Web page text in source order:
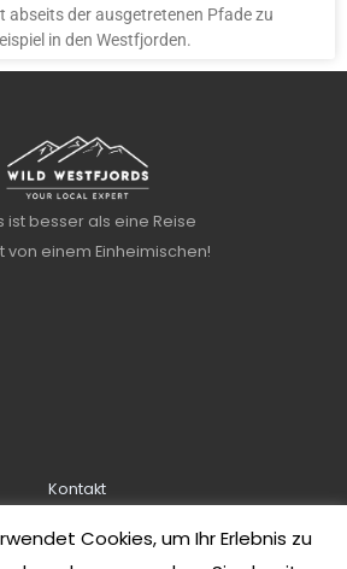
abseits der ausgetretenen Pfade zu
in den Westfjorden.
ist besser als eine Reise
von einem Einheimischen!
Kontakt
zur Buchung
Cookies, um Ihr Erlebnis zu